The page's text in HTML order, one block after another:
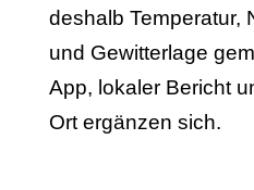
deshalb Temperatur,
und Gewitterlage
App, lokaler Bericht
Ort ergänzen sich.